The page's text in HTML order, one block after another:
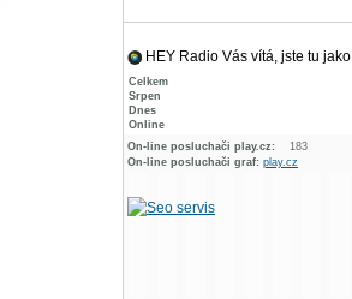
HEY Radio Vás vítá, jste tu jako
Celkem
Srpen
Dnes
Online
On-line posluchači play.cz:
183
On-line posluchači graf: play.cz